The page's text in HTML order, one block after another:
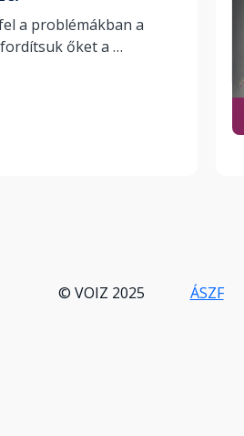
a problémákban a
őket a
© VOIZ 2025 ÁSZF